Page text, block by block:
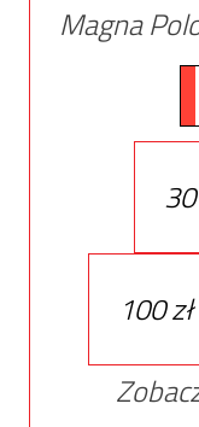
Magna
100 zł